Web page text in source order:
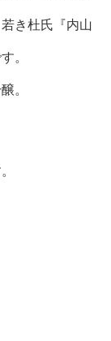
き杜氏『内山
。
。